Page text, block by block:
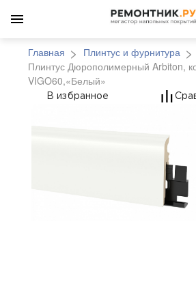
Главная
Плинтус и фурнитура
Плинтус Дюрополимерный Arbiton,
VIGO60,«Белый»
Плинтус
В избранное